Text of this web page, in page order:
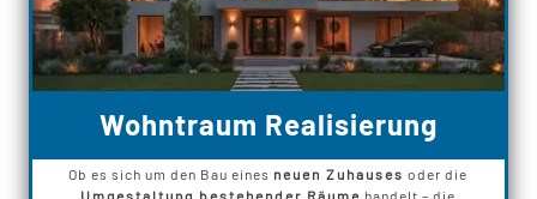
Wohntraum Realisierung
Ob es sich um den Bau eines neuen Zuhauses oder die